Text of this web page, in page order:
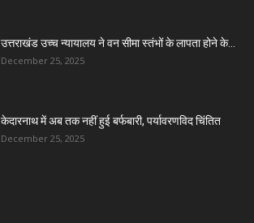
उत्तराखंड उच्च न्यायालय ने वन सीमा स्तंभों के लापता होने के...
December 25, 2025
केदारनाथ में अब तक नहीं हुई बर्फबारी, पर्यावरणविद चिंतित
December 25, 2025